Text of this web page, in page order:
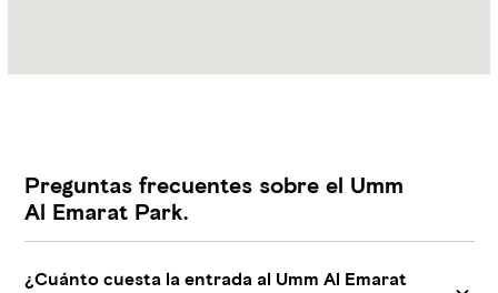
Preguntas frecuentes sobre el Umm
Al Emarat Park.
¿Cuánto cuesta la entrada al Umm Al Emarat